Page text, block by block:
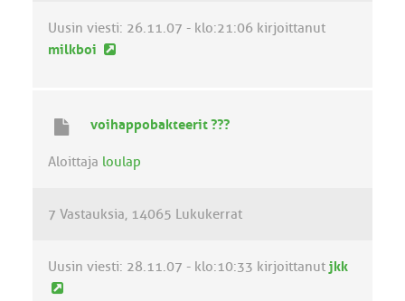
i
Uusin viesti: 26.11.07 - klo:21:06 kirjoittanut
milkboi
U
v
s
i
voihappobakteerit ???
Aloittaja loulap
7 Vastauksia 14065 Lukukerrat
Uusin viesti: 28.11.07 - klo:10:33 kirjoittanut jkk
U